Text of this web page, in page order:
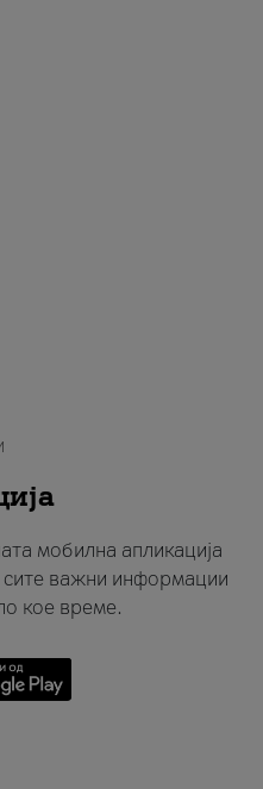
мобилна апликација
сите важни информации
кое време.